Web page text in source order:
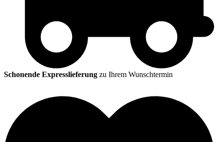
Schonende Expresslieferung zu Ihrem Wunschtermin